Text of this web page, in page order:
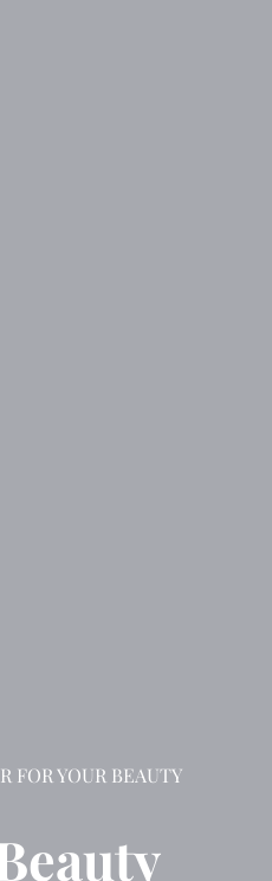
FOR YOUR BEAUTY